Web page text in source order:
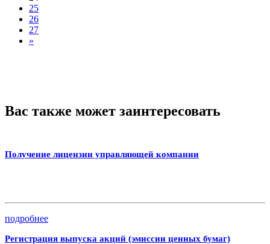
25
26
27
»
Вас также может заинтересовать
Получение лицензии управляющей компании
подробнее
Регистрация выпуска акций (эмиссии ценных бумаг)